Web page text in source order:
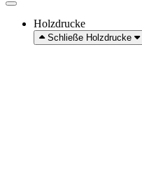
Holzdrucke
Schließe Holzdrucke